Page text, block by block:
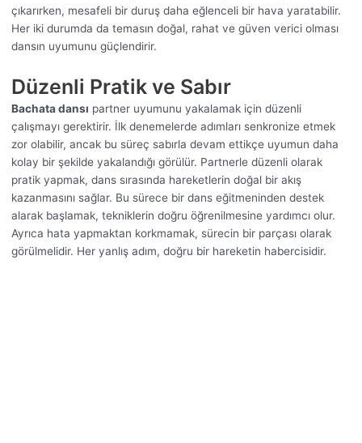
çıkarırken, mesafeli bir duruş daha eğlenceli bir hava yaratabilir.
Her iki durumda da temasın doğal, rahat ve güven verici olması
dansın uyumunu güçlendirir.
Düzenli Pratik ve Sabır
Bachata dansı partner uyumunu yakalamak için düzenli
çalışmayı gerektirir. İlk denemelerde adımları senkronize etmek
zor olabilir, ancak bu süreç sabırla devam ettikçe uyumun daha
kolay bir şekilde yakalandığı görülür. Partnerle düzenli olarak
pratik yapmak, dans sırasında hareketlerin doğal bir akış
kazanmasını sağlar. Bu sürece bir dans eğitmeninden destek
alarak başlamak, tekniklerin doğru öğrenilmesine yardımcı olur.
Ayrıca hata yapmaktan korkmamak, sürecin bir parçası olarak
görülmelidir. Her yanlış adım, doğru bir hareketin habercisidir.